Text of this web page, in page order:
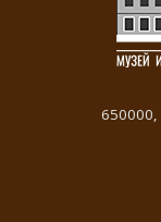
650000,